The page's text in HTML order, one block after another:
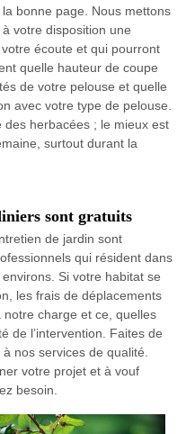
la bonne page. Nous mettons
à votre disposition une
écoute et qui pourront
quelle hauteur de coupe
de votre pelouse et quelle
avec votre type de pelouse.
herbacées ; le mieux est
surtout durant la
sont gratuits
de jardin sont
qui résident dans
Si votre habitat se
les frais de déplacements
charge et ce, quelles
de l’intervention. Faites de
nos services de qualité.
votre projet et à vouf
besoin.